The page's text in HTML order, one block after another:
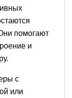
помогают
и
с
или